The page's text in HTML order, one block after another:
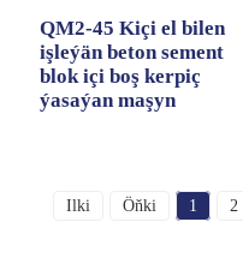
QM2-45 Kiçi el bilen
işleýän beton sement
blok içi boş kerpiç
ýasaýan maşyn
Ilki Öňki 1 2